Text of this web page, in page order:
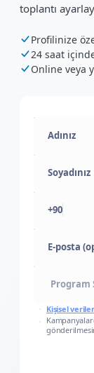
toplantı
Profilinize
24 saat
Online veya
+90
E-posta
Kişisel